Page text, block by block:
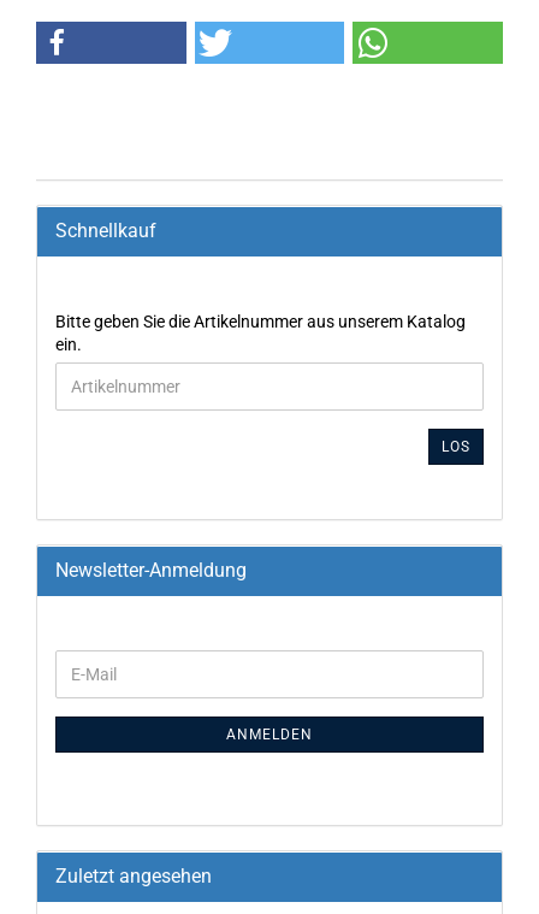
Schnellkauf
Bitte geben Sie die Artikelnummer aus unserem Katalog
ein.
LOS
Newsletter-Anmeldung
ANMELDEN
Zuletzt angesehen